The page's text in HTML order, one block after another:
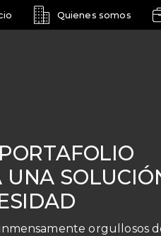
Quienes somos
UNA
orgullosos